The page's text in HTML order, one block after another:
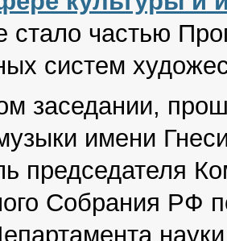
частью
систем
заседании,
имени
председателя
Собрания РФ